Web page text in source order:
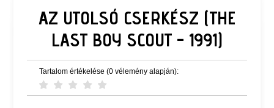
AZ UTOLSÓ CSERKÉSZ (THE
LAST BOY SCOUT - 1991)
Tartalom értékelése (0 vélemény alapján):